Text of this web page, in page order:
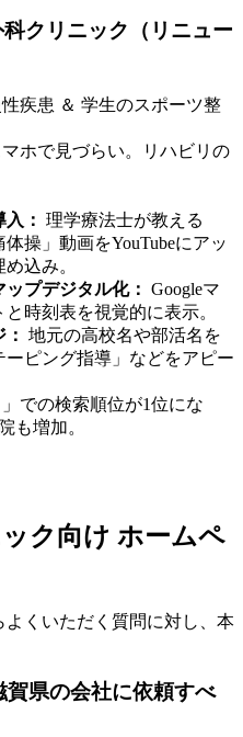
科クリニック（リニュー
疾患 ＆ 学生のスポーツ整
ホで見づらい。リハビリの
： 理学療法士が教える
体操」動画をYouTubeにアッ
込み。
プデジタル化： Googleマ
時刻表を視覚的に表示。
地元の高校名や部活名を
ーピング指導」などをアピー
での検索順位が1位にな
も増加。
ク向け ホームペ
くいただく質問に対し、本
県の会社に依頼すべ